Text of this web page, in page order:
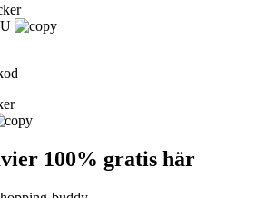
100% gratis här